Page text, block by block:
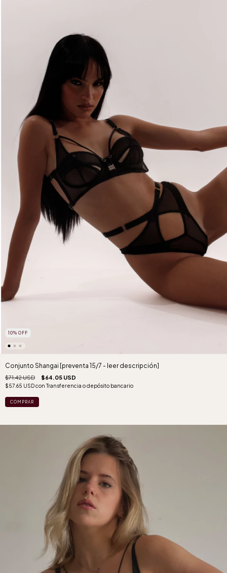
10% OFF
Conjunto Shangai [preventa 15/7 - leer descripción]
$71.42 USD $64.05 USD
$57.65 USDcon Transferencia o depósito bancario
COMPRAR